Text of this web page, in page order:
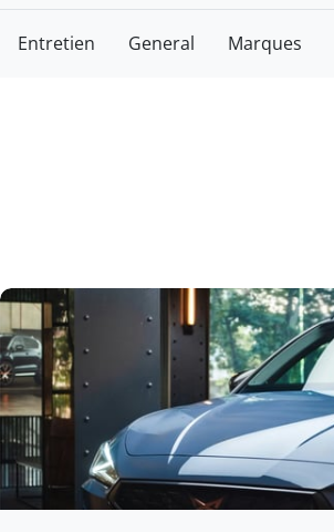
Entretien General Marques